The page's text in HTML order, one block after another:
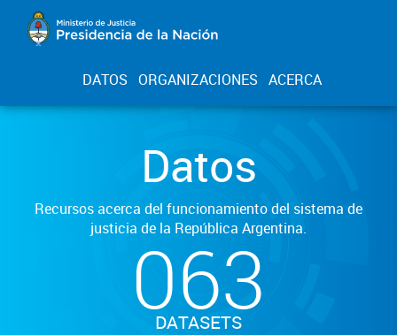
DATOS ORGANIZACIONES ACERCA
Datos
Recursos acerca del funcionamiento del sistema de
justicia de la República Argentina.
063
DATASETS